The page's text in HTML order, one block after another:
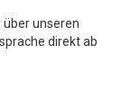
über unseren
direkt ab